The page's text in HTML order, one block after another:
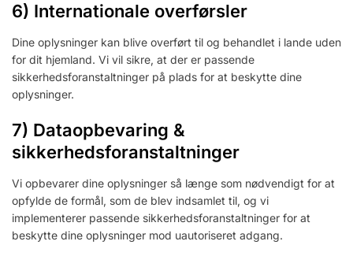
6) Internationale overførsler
Dine oplysninger kan blive overført til og behandlet i lande uden
for dit hjemland. Vi vil sikre, at der er passende
sikkerhedsforanstaltninger på plads for at beskytte dine
oplysninger.
7) Dataopbevaring &
sikkerhedsforanstaltninger
Vi opbevarer dine oplysninger så længe som nødvendigt for at
opfylde de formål, som de blev indsamlet til, og vi
implementerer passende sikkerhedsforanstaltninger for at
beskytte dine oplysninger mod uautoriseret adgang.